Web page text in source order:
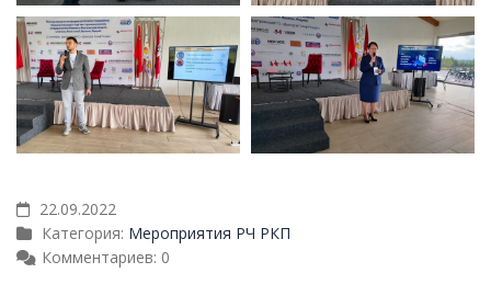
22.09.2022
Категория: Мероприятия РЧ РКП
Комментариев: 0